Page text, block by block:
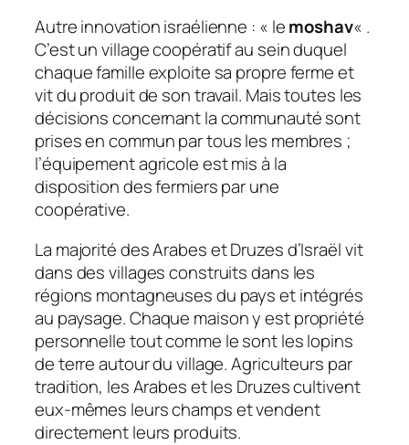
Autre innovation israélienne : « lemoshav« .
C’est un village coopératif au sein duquel
chaque famille exploite sa propre ferme et
vit du produit de son travail. Mais toutes les
décisions concernant la communauté sont
prises en commun par tous les membres ;
l’équipement agricole est mis à la
disposition des fermiers par une
coopérative.
La majorité des Arabes et Druzes d’Israël vit
dans des villages construits dans les
régions montagneuses du pays et intégrés
au paysage. Chaque maison y est propriété
personnelle tout comme le sont les lopins
de terre autour du village. Agriculteurs par
tradition, les Arabes et les Druzes cultivent
eux-mêmes leurs champs et vendent
directement leurs produits.